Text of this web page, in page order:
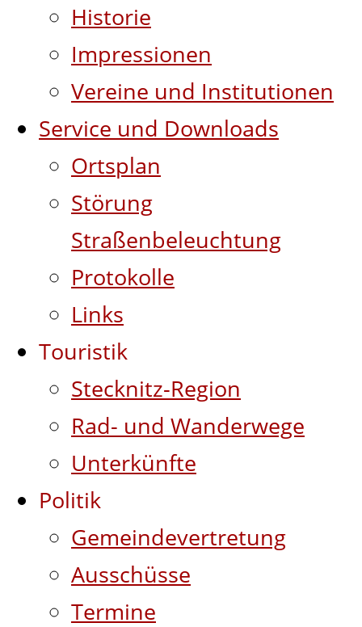
Historie
Impressionen
Vereine und Institutionen
Service und Downloads
Ortsplan
Störung
Straßenbeleuchtung
Protokolle
Links
Touristik
Stecknitz-Region
Rad- und Wanderwege
Unterkünfte
Politik
Gemeindevertretung
Ausschüsse
Termine